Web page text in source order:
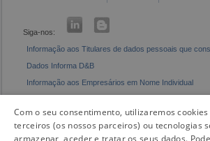
Siga-nos:
Informação aos Titulares de dados pessoais que
Dados Informa D&B
Informação aos Empresários em Nome Individual
Com o seu consentimento, utilizaremos
terceiros (os nossos parceiros) ou tecnologias
armazenar, aceder e tratar os seus dados.